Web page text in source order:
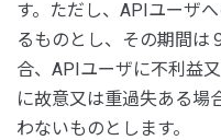
す。ただし、APIユーザ
るものとし、その期間は
合、APIユーザに不利益
に故意又は重過失ある場
わないものとします。